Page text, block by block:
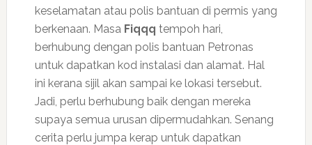
keselamatan atau polis bantuan di permis yang
berkenaan. Masa Fiqqq tempoh hari,
berhubung dengan polis bantuan Petronas
untuk dapatkan kod instalasi dan alamat. Hal
ini kerana sijil akan sampai ke lokasi tersebut.
Jadi, perlu berhubung baik dengan mereka
supaya semua urusan dipermudahkan. Senang
cerita perlu jumpa kerap untuk dapatkan